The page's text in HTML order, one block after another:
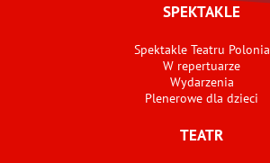
SPEKTAKLE
Spektakle Teatru Polonia
W repertuarze
Wydarzenia
Plenerowe dla dzieci
TEATR